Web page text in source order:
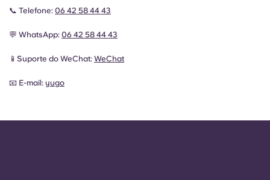
📞 Telefone: 06 42 58 44 43
💬 WhatsApp: 06 42 58 44 43
📱Suporte do WeChat: WeChat
📧 E-mail: yugo